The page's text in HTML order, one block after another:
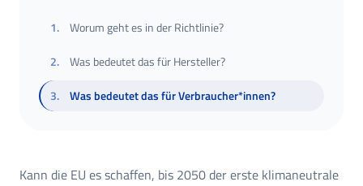
1.
Worum geht es in der Richtlinie?
2.
Was bedeutet das für Hersteller?
3. Was bedeutet das für Verbraucher*innen?
Kann die EU es schaffen, bis 2050 der erste klimaneutrale